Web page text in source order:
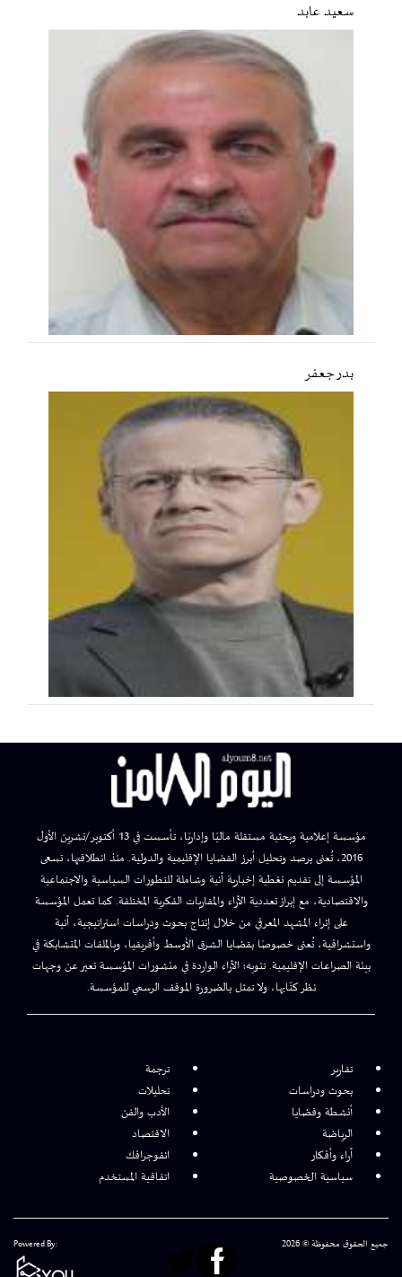
سعید عابد
بدر جعفر
مؤسسة إعلامية وبحثية مستقلة ماليًا وإداريًا، تأسست في 13 أكتوبر/تشرين الأول
2016، تُعنى برصد وتحليل أبرز القضايا الإقليمية والدولية. منذ انطلاقتها، تسعى
المؤسسة إلى تقديم تغطية إخبارية آنية وشاملة للتطورات السياسية والاجتماعية
والاقتصادية، مع إبراز تعددية الآراء والمقاربات الفكرية المختلفة. كما تعمل المؤسسة
على إثراء المشهد المعرفي من خلال إنتاج بحوث ودراسات استراتيجية، آنية
واستشرافية، تُعنى خصوصًا بقضايا الشرق الأوسط وأفريقيا، وبالملفات المتشابكة في
بيئة الصراعات الإقليمية. تنويه: الآراء الواردة في منشورات المؤسسة تعبر عن وجهات
نظر كتّابها، ولا تمثل بالضرورة الموقف الرسمي للمؤسسة.
تقارير
ترجمة
بحوث ودراسات
تحليلات
أنشطة وقضايا
الأدب والفن
الرياضة
الاقتصاد
آراء وأفكار
انفوجرافك
سياسية الخصوصية
اتفاقية المستخدم
جميع الحقوق محفوظة © 2026 Powered By: